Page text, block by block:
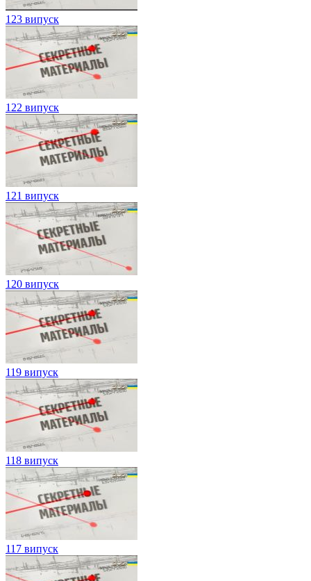
123 випуск
122 випуск
121 випуск
120 випуск
119 випуск
118 випуск
117 випуск